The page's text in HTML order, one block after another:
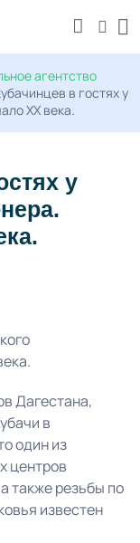
агентство
в гостях у
XX века.
у
Дагестана,
в
один из
центров
также резьбы по
известен